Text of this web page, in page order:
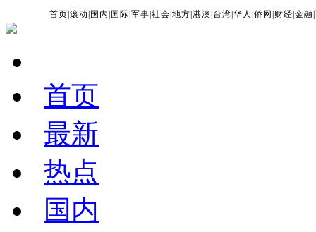
首页 |滚动 国内 国际 |军事 |社会 |地方 |港澳 台湾 |华人 |侨网 财经 |金融 |
首页
最新
热点
国内